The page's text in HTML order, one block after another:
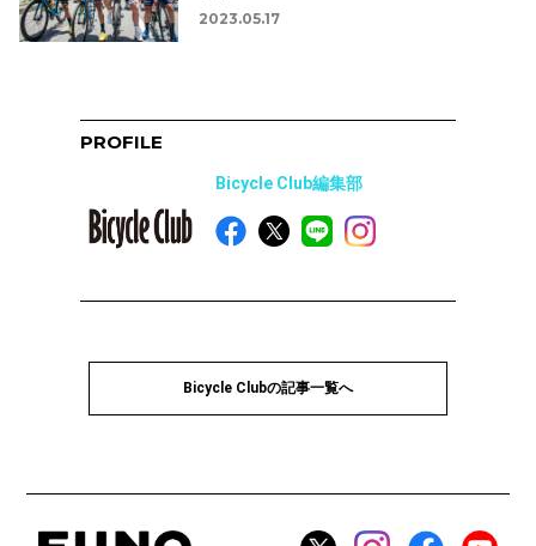
2023.05.17
PROFILE
Bicycle Club編集部
Bicycle Clubの記事一覧へ